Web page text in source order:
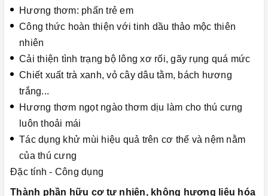
Hương thơm: phấn trẻ em
Công thức hoàn thiện với tinh dầu thảo mộc thiên
nhiên
Cải thiện tình trạng bộ lông xơ rối, gãy rụng quá mức
Chiết xuất trà xanh, vỏ cây dâu tằm, bách hương
trắng...
Hương thơm ngọt ngào thơm dịu làm cho thú cưng
luôn thoải mái
Tác dụng khử mùi hiệu quả trên cơ thể và nệm nằm
của thú cưng
Đặc tính - Công dụng
Thành phần hữu cơ tự nhiên, không hương liệu hóa